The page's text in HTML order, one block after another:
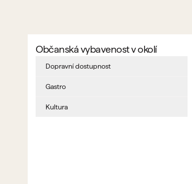
Občanská vybavenost v okolí
Dopravní dostupnost
Gastro
Kultura